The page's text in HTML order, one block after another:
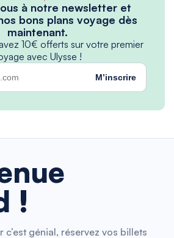
à notre newsletter et
bons plans voyage dès
maintenant.
10€ offerts sur votre premier
avec Ulysse !
M’inscrire
!
c’est génial, réservez vos billets